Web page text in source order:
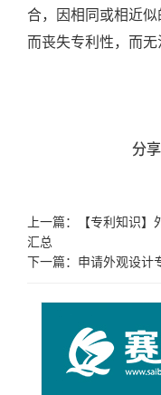
合，因相同或相近
而丧失专利性，而无
分享
上一篇：
【专利知识
汇总
下一篇： 申请外观设计